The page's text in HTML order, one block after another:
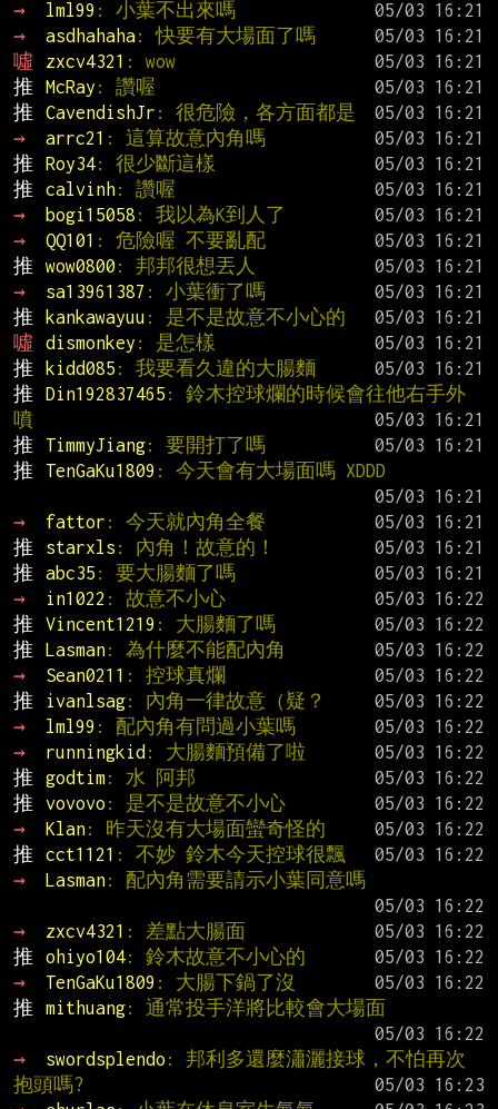
→ lml99 : 小葉不出來嗎
→
asdhahaha: 快要有大場面了嗎
噓
zxcv4321 : wow
推
McRay : 讚喔
推
CavendishJr : 很危險，各方面都是
→
arrc21 : 這算故意內角嗎
推
Roy34: 很少斷這樣
推
calvinh: 讚喔
→
bogi15058 : 我以為K到人了
→
QQ101 : 危險喔 不要亂配
推
wow0800 : 邦邦很想丟人
→
sa13961387 : 小葉衝了嗎
推
kankawayuu : 是不是故意不小心的
噓
dismonkey : 是怎樣
推
kidd085 : 我要看久違的大腸麵
推
Din192837465 : 鈴木控球爛的時候會往他右手外
噴
推
TimmyJiang: 要開打了嗎
推
TenGaKu1809 : 今天會有大場面嗎 XDDD
→
fattor : 今天就內角全餐
推
starxls : 內角！故意的！
推
abc35 : 要大腸麵了嗎
→
in1022 : 故意不小心
推
Vincent1219 : 大腸麵了嗎
推
Lasman: 為什麼不能配內角
→
Sean0211 : 控球真爛
推
ivanlsag: 內角一律故意（疑？
→
lml99 : 配內角有問過小葉嗎
→
runningkid : 大腸麵預備了啦
推
godtim: 水 阿邦
推
vovovo : 是不是故意不小心
→
Klan: 昨天沒有大場面蠻奇怪的
推
cct1121 : 不妙 鈴木今天控球很飄
→
Lasman: 配內角需要請示小葉同意嗎
→
zxcv4321 : 差點大腸面
推
ohiyo104: 鈴木故意不小心的
→
TenGaKu1809 : 大腸下鍋了沒
推
mithuang: 通常投手洋將比較會大場面
→
swordsplendo : 邦利多還麼瀟灑接球，不怕再次
抱頭嗎?